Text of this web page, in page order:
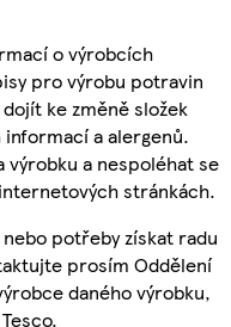
o výrobcích
pro výrobu potravin
ke změně složek
a alergenů.
a nespoléhat se
stránkách.
potřeby získat radu
prosím Oddělení
daného výrobku,